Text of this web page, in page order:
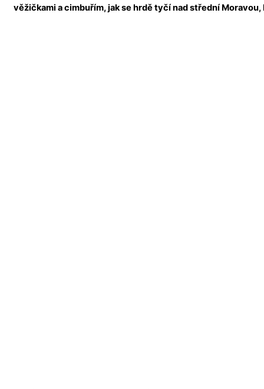
věžičkami a cimbuřím, jak se hrdě tyčí nad střední